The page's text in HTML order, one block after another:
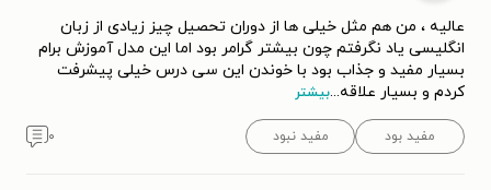
عالیه ، من هم مثل خیلی ها از دوران تحصیل چیز زیادی از زبان
انگلیسی یاد نگرفتم چون بیشتر گرامر بود اما این مدل آموزش برام
بسیار مفید و جذاب بود با خوندن این سی درس خیلی پیشرفت
کردم و بسیار علاقه...بیشتر
مفید بود مفید نبود ۰